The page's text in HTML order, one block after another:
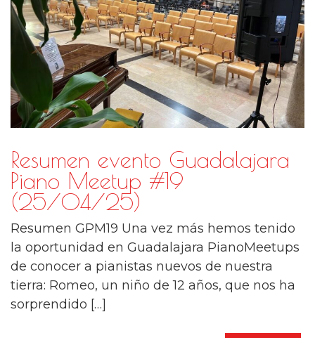
Resumen evento Guadalajara
Piano Meetup #19
(25/04/25)
Resumen GPM19 Una vez más hemos tenido
la oportunidad en Guadalajara PianoMeetups
de conocer a pianistas nuevos de nuestra
tierra: Romeo, un niño de 12 años, que nos ha
sorprendido […]